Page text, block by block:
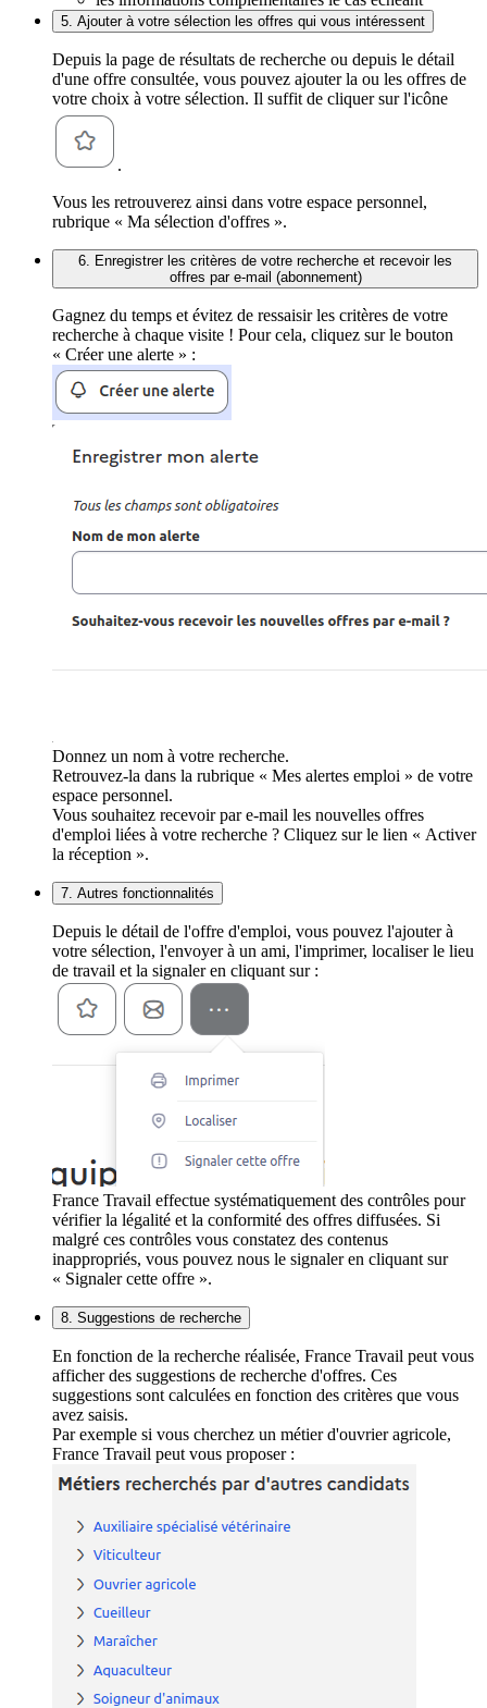
5. Ajouter à votre sélection les offres qui vous intéressent
Depuis la page de résultats de recherche ou depuis le détail
d'une offre consultée, vous pouvez ajouter la ou les offres de
votre choix à votre sélection. Il suffit de cliquer sur l'icône
.
Vous les retrouverez ainsi dans votre espace personnel,
rubrique « Ma sélection d'offres ».
6. Enregistrer les critères de votre recherche et recevoir les
offres par e-mail (abonnement)
Gagnez du temps et évitez de ressaisir les critères de votre
recherche à chaque visite ! Pour cela, cliquez sur le bouton
« Créer une alerte » :
Donnez un nom à votre recherche.
Retrouvez-la dans la rubrique « Mes alertes emploi » de votre
espace personnel.
Vous souhaitez recevoir par e-mail les nouvelles offres
d'emploi liées à votre recherche ? Cliquez sur le lien « Activer
la réception ».
7. Autres fonctionnalités
Depuis le détail de l'offre d'emploi, vous pouvez l'ajouter à
votre sélection, l'envoyer à un ami, l'imprimer, localiser le lieu
de travail et la signaler en cliquant sur :
France Travail effectue systématiquement des contrôles pour
vérifier la légalité et la conformité des offres diffusées. Si
malgré ces contrôles vous constatez des contenus
inappropriés, vous pouvez nous le signaler en cliquant sur
« Signaler cette offre ».
8. Suggestions de recherche
En fonction de la recherche réalisée, France Travail peut vous
afficher des suggestions de recherche d'offres. Ces
suggestions sont calculées en fonction des critères que vous
avez saisis.
Par exemple si vous cherchez un métier d'ouvrier agricole,
France Travail peut vous proposer :